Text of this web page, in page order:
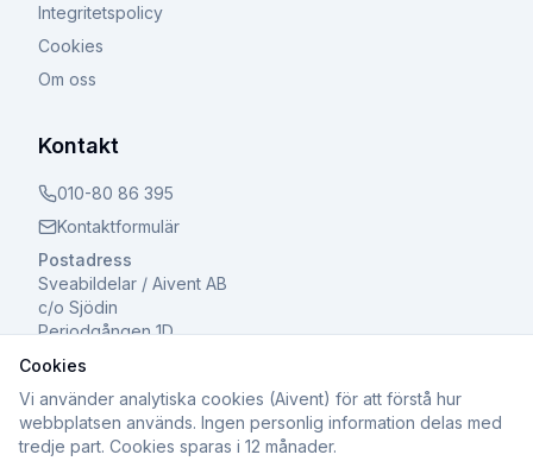
Integritetspolicy
Cookies
Om oss
Kontakt
010-80 86 395
Kontaktformulär
Postadress
Sveabildelar / Aivent AB
c/o Sjödin
Periodgången 1D
611 37 Nyköping
©2026Sveabildelar / Aivent AB. Alla rättigheter
Cookies
Vi använder analytiska cookies (Aivent) för att förstå hur
webbplatsen används. Ingen personlig information delas med
tredje part. Cookies sparas i 12 månader.